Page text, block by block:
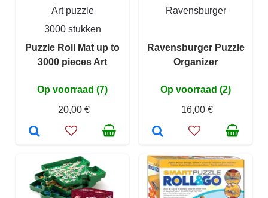
Art puzzle
3000 stukken
Puzzle Roll Mat up to
3000 pieces Art
Op voorraad (7)
20,00 €
Ravensburger
Ravensburger Puzzle
Organizer
Op voorraad (2)
16,00 €